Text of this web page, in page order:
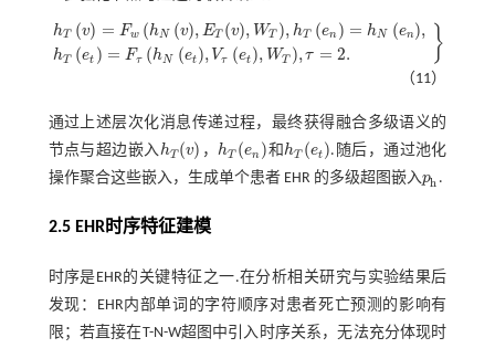
hT (v) = Fw (hN (v), ET (v), WT ), hT (en ) = hN (en),
hT (et ) = Fτ (hN (et ), Vτ (et ), WT ),τ = 2. }
hT =F w h ET v), T,h e n=h Ne n, Tet =F N ,V τ 2.
（11）
通过上述层次化消息传递过程，最终获得融合多级语义的
节点与超边嵌入hT (v)
hT(v) ， hT (en )
hT(en) 和hT (et )
hT(et) .随后，通过池化
操作聚合这些嵌入，生成单个患者 EHR 的多级超图嵌入ph
ph .
2.5 EHR时序特征建模
时序是EHR的关键特征之一.在分析相关研究与实验结果后
发现：EHR内部单词的字符顺序对患者死亡预测的影响有
限；若直接在T-N-W超图中引入时序关系，无法充分体现时